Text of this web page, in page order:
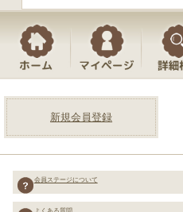
新規会員登録
会員ステージについて